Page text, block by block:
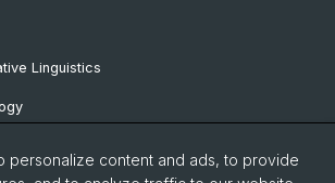
Linguistics
personalize content and ads, to provide